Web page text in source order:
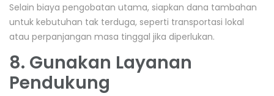
Selain biaya pengobatan utama, siapkan dana tambahan
untuk kebutuhan tak terduga, seperti transportasi lokal
atau perpanjangan masa tinggal jika diperlukan.
8. Gunakan Layanan
Pendukung